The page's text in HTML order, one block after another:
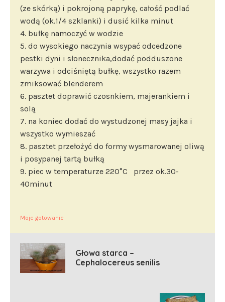
(ze skórką) i pokrojoną paprykę, całość podlać
wodą (ok.1/4 szklanki) i dusić kilka minut
4. bułkę namoczyć w wodzie
5. do wysokiego naczynia wsypać odcedzone
pestki dyni i słonecznika,dodać podduszone
warzywa i odciśniętą bułkę, wszystko razem
zmiksować blenderem
6. pasztet doprawić czosnkiem, majerankiem i
solą
7. na koniec dodać do wystudzonej masy jajka i
wszystko wymieszać
8. pasztet przełożyć do formy wysmarowanej oliwą
i posypanej tartą bułką
9. piec w temperaturze 220°C przez ok.30-
40minut
Moje gotowanie
Głowa starca –
Cephalocereus senilis